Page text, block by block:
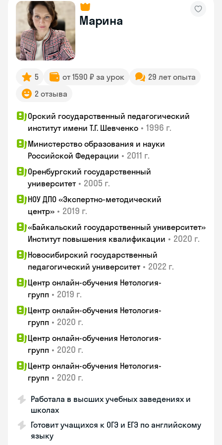
Марина
5 от 1590 ₽ за урок
29 лет опыта
2 отзыва
Орский государственный педагогический
институт имени Т.Г. Шевченко • 1996 г.
Министерство образования и науки
Российской Федерации • 2011 г.
Оренбургский государственный
университет • 2005 г.
НОУ ДПО «Экспертно-методический
центр» • 2019 г.
«Байкальский государственный университет»
Институт повышения квалификации • 2020 г.
Новосибирский государственный
педагогический университет • 2022 г.
Центр онлайн-обучения Нетология-
групп • 2019 г.
Центр онлайн-обучения Нетология-
групп • 2020 г.
Центр онлайн-обучения Нетология-
групп • 2020 г.
Центр онлайн-обучения Нетология-
групп • 2020 г.
Работала в высших учебных заведениях и
школах
Готовит учащихся к ОГЭ и ЕГЭ по английскому
языку